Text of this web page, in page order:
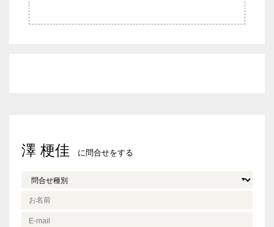
澤 梗佳 に問合せをする